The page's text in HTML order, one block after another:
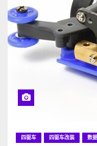
四驱车 四驱车改装 数